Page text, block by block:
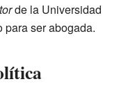
de la Universidad
para ser abogada.